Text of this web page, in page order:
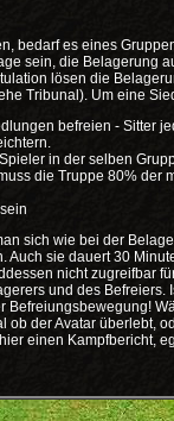
bedarf es eines
sein, die Belagerung
lösen die
Tribunal). Um eine
befreien - Sitter
in der selben
die Truppe 80% der
sich wie bei der
Auch sie dauert 30
nicht zugreifbar
und des Befreiers.
Befreiungsbewegung!
ob der Avatar überlebt,
einen Kampfbericht,